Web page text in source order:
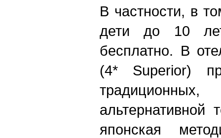
В частности, в
дети до 10
бесплатно. В
(4* Superior)
альтернативной
японская